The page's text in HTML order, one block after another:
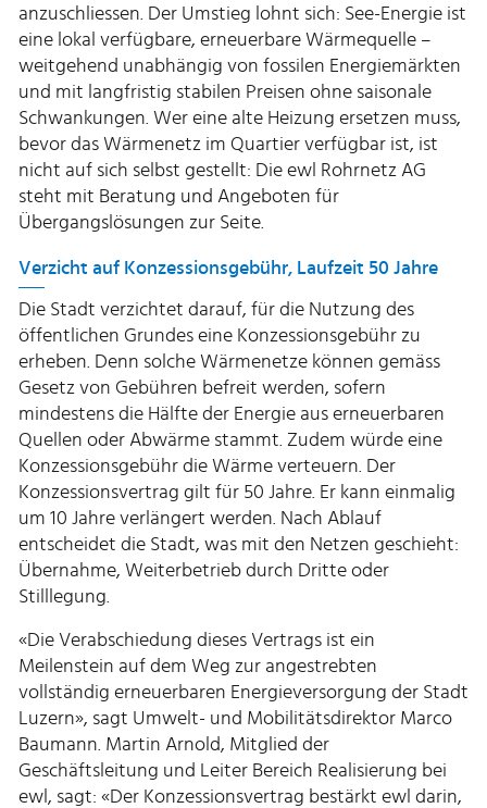
anzuschliessen. Der Umstieg lohnt sich: See-Energie ist
eine lokal verfügbare, erneuerbare Wärmequelle –
weitgehend unabhängig von fossilen Energiemärkten
und mit langfristig stabilen Preisen ohne saisonale
Schwankungen. Wer eine alte Heizung ersetzen muss,
bevor das Wärmenetz im Quartier verfügbar ist, ist
nicht auf sich selbst gestellt: Die ewl Rohrnetz AG
steht mit Beratung und Angeboten für
Übergangslösungen zur Seite.
Verzicht auf Konzessionsgebühr, Laufzeit 50 Jahre
Die Stadt verzichtet darauf, für die Nutzung des
öffentlichen Grundes eine Konzessionsgebühr zu
erheben. Denn solche Wärmenetze können gemäss
Gesetz von Gebühren befreit werden, sofern
mindestens die Hälfte der Energie aus erneuerbaren
Quellen oder Abwärme stammt. Zudem würde eine
Konzessionsgebühr die Wärme verteuern. Der
Konzessionsvertrag gilt für 50 Jahre. Er kann einmalig
um 10 Jahre verlängert werden. Nach Ablauf
entscheidet die Stadt, was mit den Netzen geschieht:
Übernahme, Weiterbetrieb durch Dritte oder
Stilllegung.
«Die Verabschiedung dieses Vertrags ist ein
Meilenstein auf dem Weg zur angestrebten
vollständig erneuerbaren Energieversorgung der Stadt
Luzern», sagt Umwelt- und Mobilitätsdirektor Marco
Baumann. Martin Arnold, Mitglied der
Geschäftsleitung und Leiter Bereich Realisierung bei
ewl, sagt: «Der Konzessionsvertrag bestärkt ewl darin,